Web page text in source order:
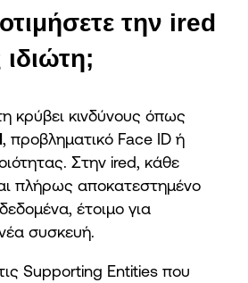
την ired
ιδιώτη;
κρύβει κινδύνους όπως
, προβληματικό Face ID ή
Στην ired, κάθε
πλήρως αποκατεστημένο
έτοιμο για
συσκευή.
Supporting Entities που